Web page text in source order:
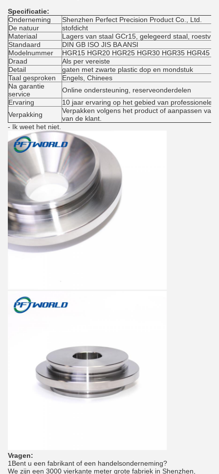
Specificatie:
Onderneming
Shenzhen Perfect Precision Product Co., Ltd.
De natuur
stofdicht
Materiaal
Lagers van staal GCr15, gelegeerd staal, roestvrij
Standaard
DIN GB ISO JIS BA ANSI
Modelnummer
HGR15 HGR20 HGR25 HGR30 HGR35 HGR45
Draad
Als per vereiste
Detail
gaten met zwarte plastic dop en mondstuk
Taal gesproken
Engels, Chinees
Na garantie
service
Online ondersteuning, reserveonderdelen
Ervaring
10 jaar ervaring op het gebied van professionele
Verpakking
Verpakken volgens het product of aanpassen van
van de klant.
- Ik weet het niet.
Vragen:
1Bent u een fabrikant of een handelsonderneming?
We zijn een 3000 vierkante meter grote fabriek in Shenzhen,